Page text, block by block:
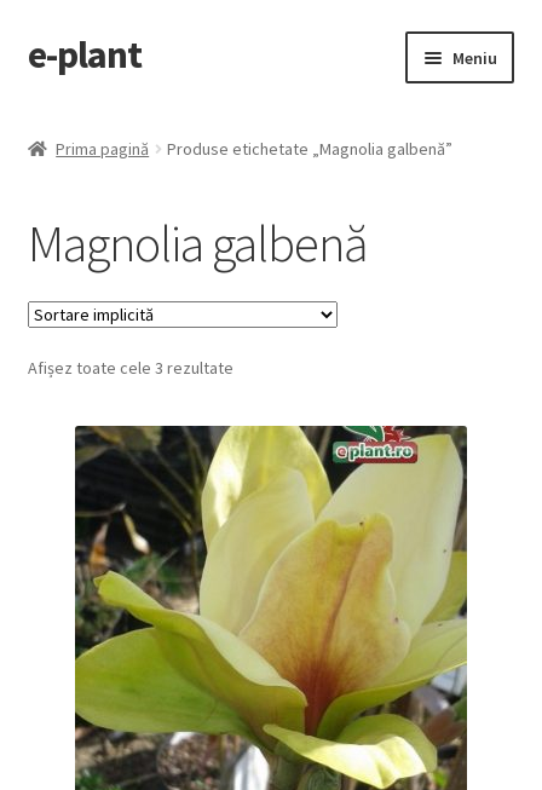
Sari
la
Sari
la
e-plant Meniu
Contact
Checkout
Prima pagină Produse etichetate „Magnolia galbenă”
Magnolia galbenă
Afișez toate cele 3 rezultate